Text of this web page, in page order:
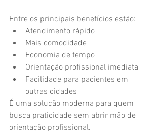
Entre os principais benefícios estão:
Atendimento rápido
Mais comodidade
Economia de tempo
Orientação profissional imediata
Facilidade para pacientes em
outras cidades
É uma solução moderna para quem
busca praticidade sem abrir mão de
orientação profissional.